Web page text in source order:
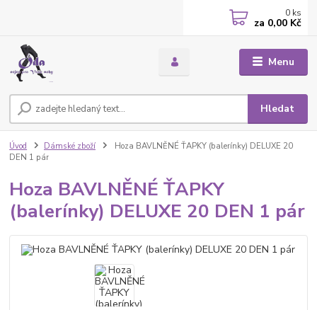
Menu
Hledat
0 ks
za 0,00 Kč
Úvod Dámské zboží
Hoza BAVLNĚNÉ ŤAPKY (balerínky) DELUXE 20
DEN 1 pár
Hoza BAVLNĚNÉ ŤAPKY
(balerínky) DELUXE 20 DEN 1 pár